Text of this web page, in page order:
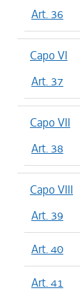
Art. 36
Capo VI
Art. 37
Capo VII
Art. 38
Capo VIII
Art. 39
Art. 40
Art. 41